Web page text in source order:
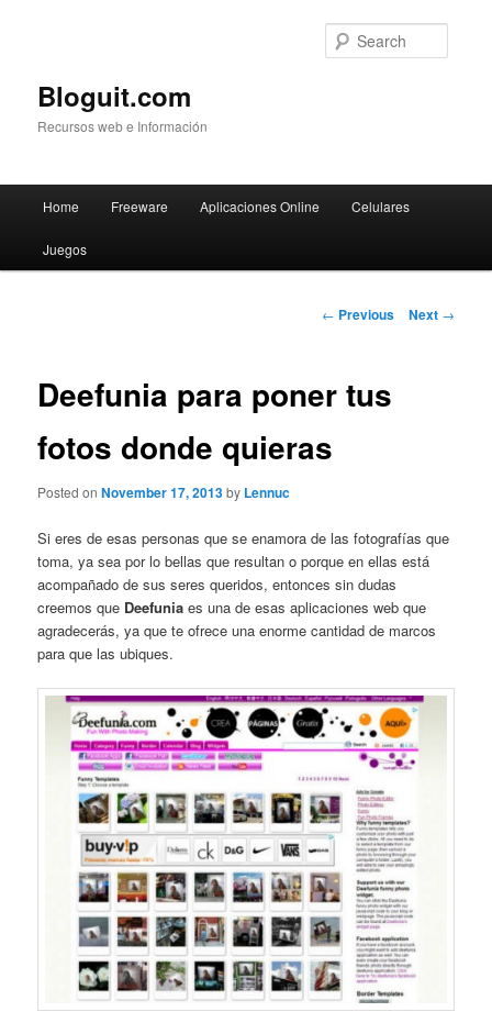
Bloguit.com
Recursos web e Información
Skip
to
Home Freeware Aplicaciones Online Celulares
Juegos
Post
← Previous Next →
Deefunia para poner tus
fotos donde quieras
Posted onNovember 17, 2013by Lennuc
Si eres de esas personas que se enamora de las fotografías que
toma, ya sea por lo bellas que resultan o porque en ellas está
acompañado de sus seres queridos, entonces sin dudas
creemos que Deefunia es una de esas aplicaciones web que
agradecerás, ya que te ofrece una enorme cantidad de marcos
para que las ubiques.